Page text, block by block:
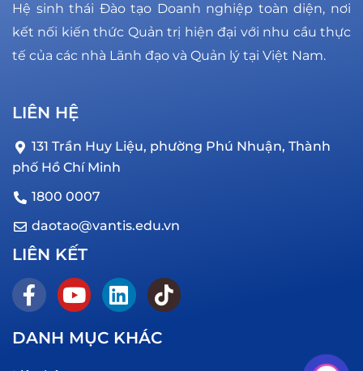
Hệ sinh thái Đào tạo Doanh nghiệp toàn diện, nơi
kết nối kiến thức Quản trị hiện đại với nhu cầu thực
tế của các nhà Lãnh đạo và Quản lý tại Việt Nam.
LIÊN HỆ
131 Trần Huy Liệu, phường Phú Nhuận, Thành
phố Hồ Chí Minh
1800 0007
daotao@vantis.edu.vn
LIÊN KẾT
DANH MỤC KHÁC